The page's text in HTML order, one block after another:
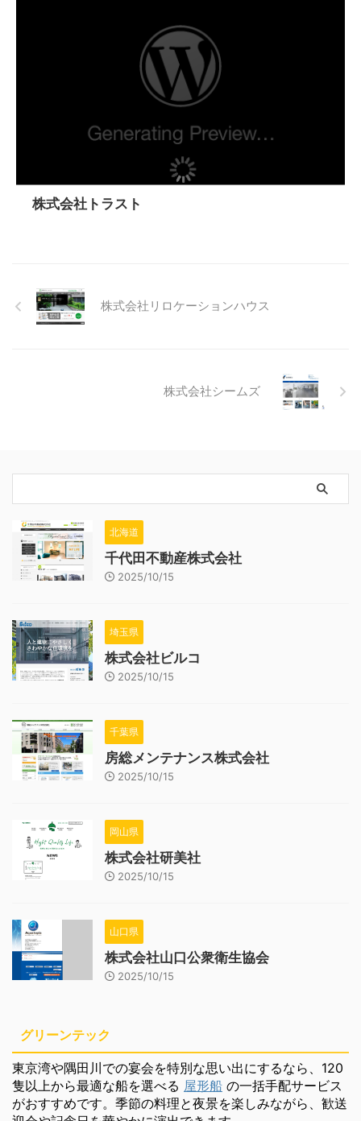
株式会社トラスト
株式会社リロケーションハウス
株式会社シームズ
北海道
千代田不動産株式会社
2025/10/15
埼玉県
株式会社ビルコ
2025/10/15
千葉県
房総メンテナンス株式会社
2025/10/15
岡山県
株式会社研美社
2025/10/15
山口県
株式会社山口公衆衛生協会
2025/10/15
グリーンテック
東京湾や隅田川での宴会を特別な思い出にするなら、120
隻以上から最適な船を選べる 屋形船 の一括手配サービス
がおすすめです。季節の料理と夜景を楽しみながら、歓送